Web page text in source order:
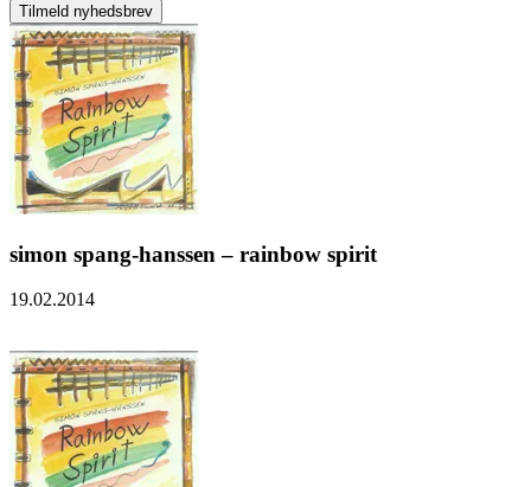
simon spang-hanssen – rainbow spirit
19.02.2014